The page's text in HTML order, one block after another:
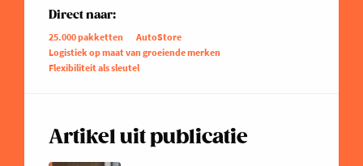
Direct naar:
25.000 pakketten
AutoStore
Logistiek op maat van groeiende merken
Flexibiliteit als sleutel
Artikel uit publicatie